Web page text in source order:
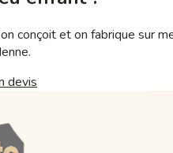
conçoit et on fabrique sur
devis